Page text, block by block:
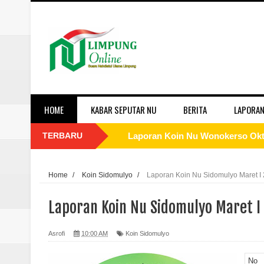
HOME KABAR SEPUTAR NU BERITA
TERBARU Laporan Koin Nu Wonokerso
Laporan Koin Nu Sidomulyo
Laporan Koin Nu Sempu
Home / Koin Sidomulyo / Laporan Koin Nu Sidomulyo Maret I
Laporan Koin Nu Sidomulyo Maret I
Asrofi 10:00 AM Koin Sidomulyo
No